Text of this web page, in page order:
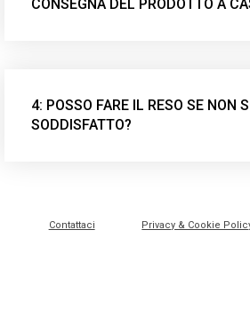
CONSEGNA DEL PRODOTTO A
4: POSSO FARE IL RESO SE NON
SODDISFATTO?
Contattaci Privacy & Cookie